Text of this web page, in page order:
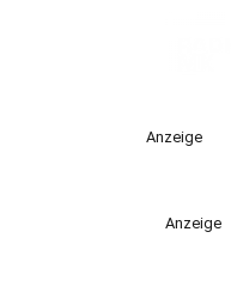
Anzeige
Anzeige